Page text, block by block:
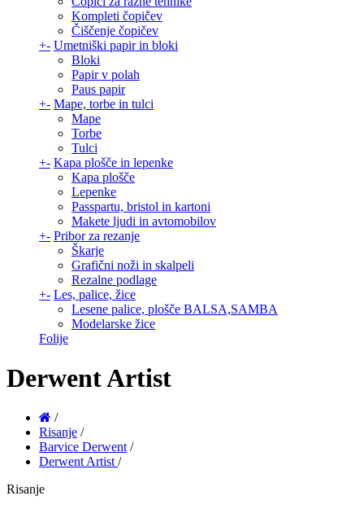
Kompleti čopičev
Čiščenje čopičev
+- Umetniški papir in bloki
Bloki
Papir v polah
Paus papir
+- Mape, torbe in tulci
Mape
Torbe
Tulci
+- Kapa plošče in lepenke
Kapa plošče
Lepenke
Passpartu, bristol in kartoni
Makete ljudi in avtomobilov
+- Pribor za rezanje
Škarje
Grafični noži in skalpeli
Rezalne podlage
+- Les, palice, žice
Lesene palice, plošče BALSA,SAMBA
Modelarske žice
Folije
Derwent Artist
/
Risanje /
Barvice Derwent /
Derwent Artist /
Risanje